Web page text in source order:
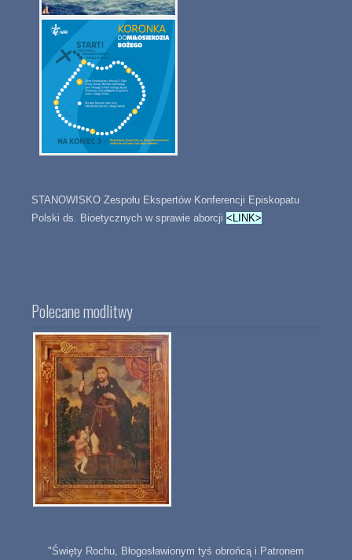
STANOWISKO Zespołu Ekspertów Konferencji Episkopatu
Polski ds. Bioetycznych w sprawie aborcji <LINK>
Polecane modlitwy
"Święty Rochu, Błogosławionym tyś obrońcą i Patronem